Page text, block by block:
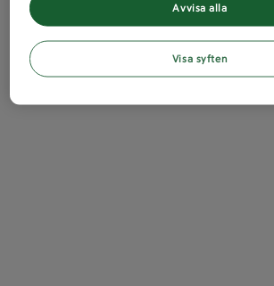
Avvisa alla
Visa syften